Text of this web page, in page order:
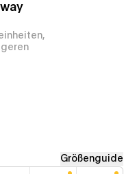
Größenguide